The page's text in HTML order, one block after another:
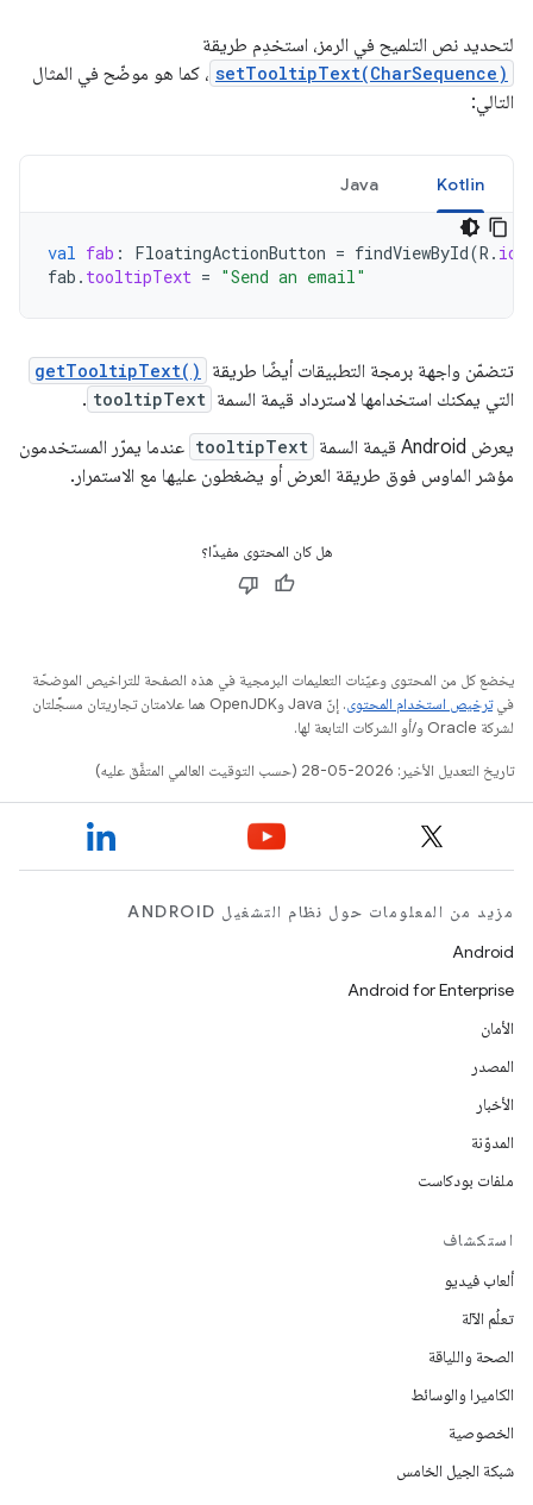
لتحديد نص التلميح في الرمز، استخدِم طريقة
setTooltipText(CharSequence) ، كما هو موضّح في المثال
التالي:
Kotlin
Java
val fab : FloatingActionButton = findViewById(R . id
fab . tooltipText = "Send an email"
تتضمّن واجهة برمجة التطبيقات أيضًا طريقة getTooltipText()
التي يمكنك استخدامها لاسترداد قيمة السمة tooltipText
.
يعرض Android قيمة السمة
tooltipText عندما يمرّر المستخدمون
مؤشر الماوس فوق طريقة العرض أو يضغطون عليها مع الاستمرار.
هل كان المحتوى مفيدًا؟
يخضع كل من المحتوى وعيّنات التعليمات البرمجية في هذه الصفحة للتراخيص الموضحّة
فيترخيص استخدام المحتوى
. إنّ Java وOpenJDK هما علامتان تجاريتان مسجَّلتان
لشركة Oracle و/أو الشركات التابعة لها.
تاريخ التعديل الأخير: 2026-05-28 (حسب التوقيت العالمي المتفَّق عليه)
مزيد من المعلومات حول نظام التشغيل ANDROID
Android
Android for Enterprise
الأمان
المصدر
الأخبار
المدوّنة
ملفات بودكاست
استكشاف
ألعاب فيديو
تعلُم الآلة
الصحة واللياقة
الكاميرا والوسائط
الخصوصية
شبكة الجيل الخامس